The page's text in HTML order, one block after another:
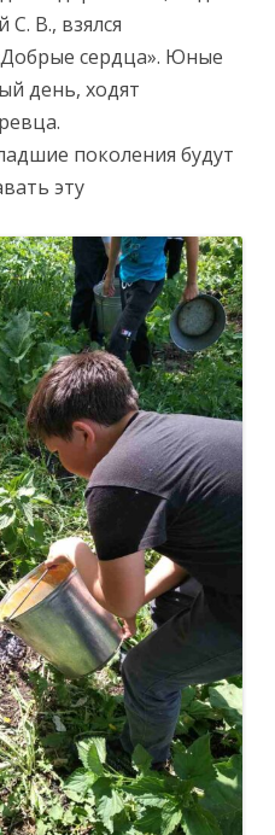
В., взялся
сердца». Юные
день, ходят
поколения будут
эту